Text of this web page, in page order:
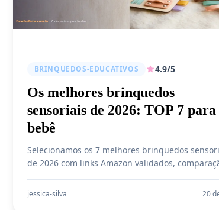
BRINQUEDOS-EDUCATIVOS 4.9/5
Os melhores brinquedos
sensoriais de 2026: TOP 7 para
bebê
Selecionamos os 7 melhores brinquedos
de 2026 com links Amazon validados,
segurança e bom custo-benefício.
jessica-silva 20